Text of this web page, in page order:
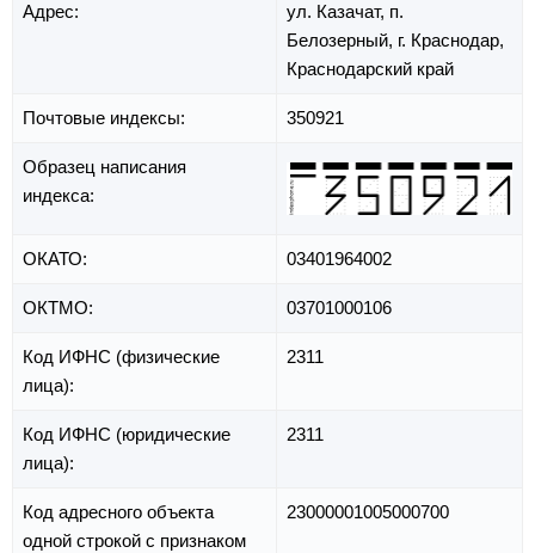
Адрес: ул. Казачат, п.
Белозерный, г. Краснодар,
Краснодарский край
Почтовые индексы: 350921
Образец написания
индекса:
ОКАТО: 03401964002
ОКТМО: 03701000106
Код ИФНС (физические
лица):
2311
Код ИФНС (юридические
лица):
2311
Код адресного объекта
одной строкой с признаком
23000001005000700